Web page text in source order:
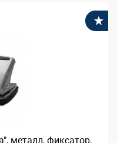
металл, фиксатор,